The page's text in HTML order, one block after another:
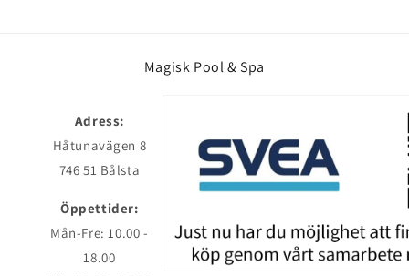
Magisk Pool & Spa
Adress:
Håtunavägen 8
746 51 Bålsta
Öppettider:
Mån-Fre: 10.00 -
18.00